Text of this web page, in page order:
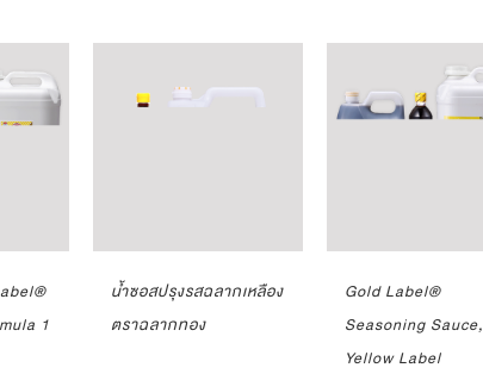
1
น้ำซอสปรุงรสฉลากเหลือง
ตราฉลากทอง
Gold Label®
Seasoning Sauce,
Yellow Label